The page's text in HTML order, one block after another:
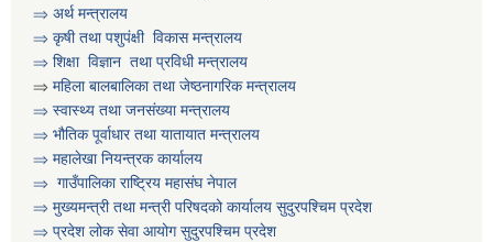
⇒ अर्थ मन्त्रालय
⇒ कृषी तथा पशुप‌ंक्षी विकास मन्त्रालय
⇒ शिक्षा विज्ञान तथा प्रविधी मन्त्रालय
⇒ महिला बालबालिका तथा जेष्ठनागरिक मन्त्रालय
⇒ स्वास्थ्य तथा जनसंख्या मन्त्रालय
⇒ भौतिक पूर्वाधार तथा यातायात मन्त्रालय
⇒ महालेखा नियन्त्रक कार्यालय
⇒ गाउँपालिका राष्ट्रिय महासंघ नेपाल
⇒ मुख्यमन्त्री तथा मन्त्री परिषदको कार्यालय सुदुरपश्चिम प्रदेश
⇒ प्रदेश लोक सेवा आयोग सुदुरपश्चिम प्रदेश